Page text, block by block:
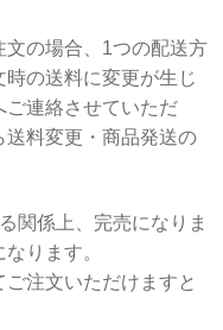
文の場合、1つの配送方
の送料に変更が生じ
ご連絡させていただ
送料変更・商品発送の
関係上、完売になりま
ります。
注文いただけますと